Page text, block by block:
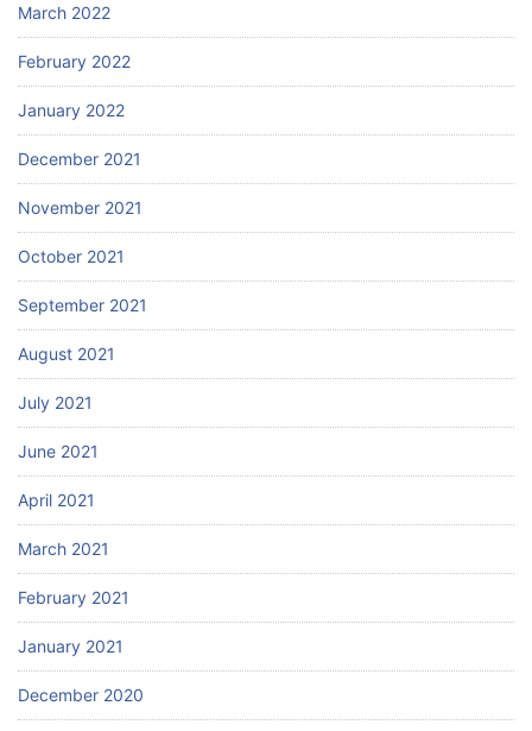
March 2022
February 2022
January 2022
December 2021
November 2021
October 2021
September 2021
August 2021
July 2021
June 2021
April 2021
March 2021
February 2021
January 2021
December 2020